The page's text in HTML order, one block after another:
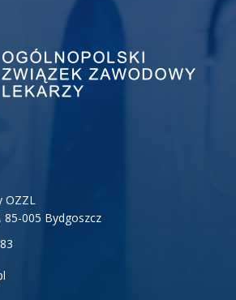
OZZL
85-005 Bydgoszcz